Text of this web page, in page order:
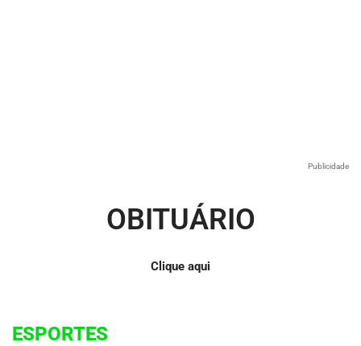
Publicidade
OBITUÁRIO
Clique aqui
ESPORTES